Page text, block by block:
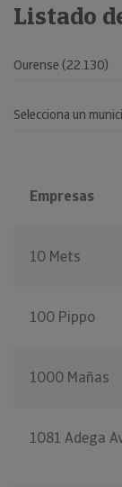
Listado
Empresas
10 Mets
100 Pippo
1000 Mañas
1081 Adega